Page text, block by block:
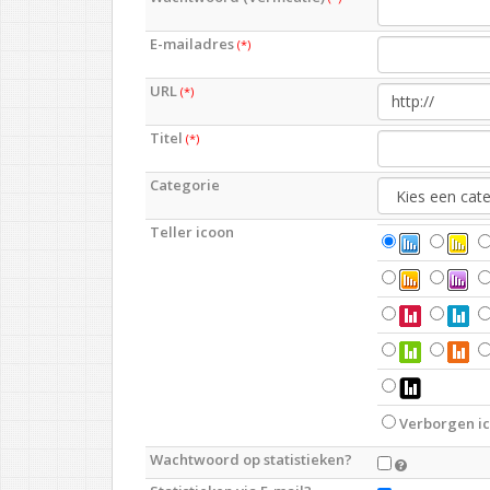
E-mailadres (*)
URL (*)
Titel (*)
Categorie
Teller icoon
Verborgen
Wachtwoord op statistieken?